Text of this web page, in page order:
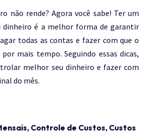
não rende? Agora você sabe! Ter um
dinheiro é a melhor forma de garantir
todas as contas e fazer com que o
mais tempo. Seguindo essas dicas,
melhor seu dinheiro e fazer com
do mês.
, Controle de Custos, Custos